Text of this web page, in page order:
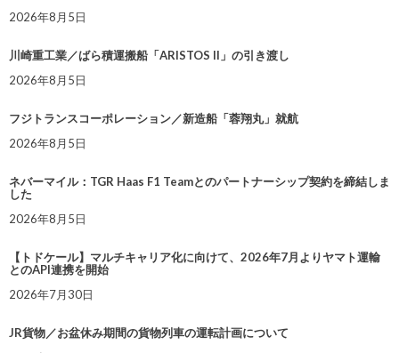
2026年8月5日
川崎重工業／ばら積運搬船「ARISTOS II」の引き渡し
2026年8月5日
フジトランスコーポレーション／新造船「蓉翔丸」就航
2026年8月5日
ネバーマイル：TGR Haas F1 Teamとのパートナーシップ契約を締結しま
した
2026年8月5日
【トドケール】マルチキャリア化に向けて、2026年7月よりヤマト運輸
とのAPI連携を開始
2026年7月30日
JR貨物／お盆休み期間の貨物列車の運転計画について